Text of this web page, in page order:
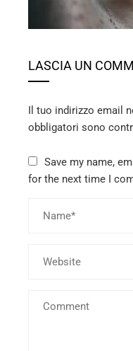
LASCIA UN
Il tuo indirizzo email
obbligatori sono
Save my name,
for the next time I